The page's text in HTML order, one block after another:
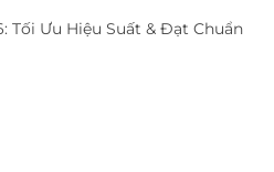
Tối Ưu Hiệu Suất & Đạt Chuẩn